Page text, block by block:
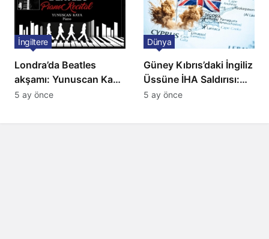
Londra’da Beatles
akşamı: Yunuscan Kaya
klasik yorumuyla
İngiltere
5 ay önce
Güney Kıbrıs’daki İngiliz
Üssüne İHA Saldırısı:
Patlama, Sirenler ve
Dünya
5 ay önce